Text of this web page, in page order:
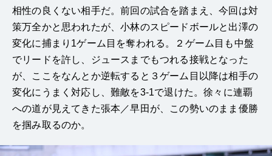
相性の良くない相手だ。前回の試合を踏まえ、今回は対
策万全かと思われたが、小林のスピードボールと出澤の
変化に捕まり1ゲーム目を奪われる。２ゲーム目も中盤
でリードを許し、ジュースまでもつれる接戦となった
が、ここをなんとか逆転すると３ゲーム目以降は相手の
変化にうまく対応し、難敵を3-1で退けた。徐々に連覇
への道が見えてきた張本／早田が、この勢いのまま優勝
を掴み取るのか。